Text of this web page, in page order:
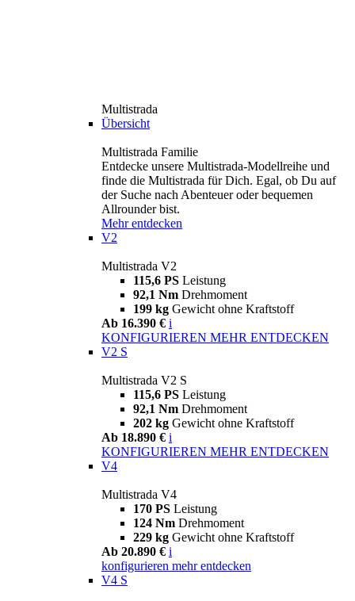
Multistrada
Übersicht
Multistrada Familie
Entdecke unsere Multistrada-Modellreihe und
finde die Multistrada für Dich. Egal, ob Du auf
der Suche nach Abenteuer oder bequemen
Allrounder bist.
Mehr entdecken
V2
Multistrada V2
115,6 PS Leistung
92,1 Nm Drehmoment
199 kg Gewicht ohne Kraftstoff
Ab 16.390 € i
KONFIGURIEREN MEHR ENTDECKEN
V2 S
Multistrada V2 S
115,6 PS Leistung
92,1 Nm Drehmoment
202 kg Gewicht ohne Kraftstoff
Ab 18.890 € i
KONFIGURIEREN MEHR ENTDECKEN
V4
Multistrada V4
170 PS Leistung
124 Nm Drehmoment
229 kg Gewicht ohne Kraftstoff
Ab 20.890 € i
konfigurieren mehr entdecken
V4 S